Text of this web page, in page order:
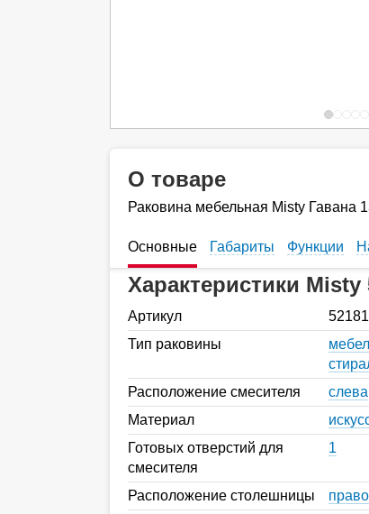
О товаре
Раковина мебельная Misty Гавана
Основные Габариты Функции
Характеристики Misty
Артикул
Тип раковины
Расположение смесителя
слева
Материал
Готовых отверстий для
смесителя
1
Расположение столешницы